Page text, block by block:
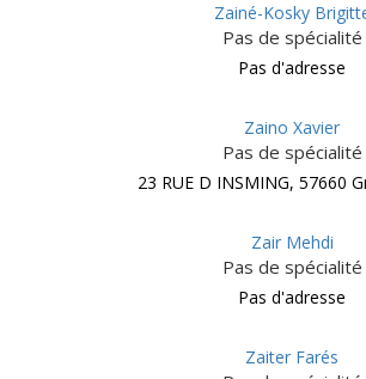
Zainé-Kosky
Pas de spécialité
Pas d'adresse
Zaino Xavier
Pas de spécialité
23 RUE D INSMING, 57660
Zair Mehdi
Pas de spécialité
Pas d'adresse
Zaiter Farés